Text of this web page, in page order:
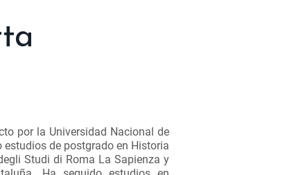
por la Universidad Nacional de
estudios de postgrado en Historia
Studi di Roma La Sapienza y